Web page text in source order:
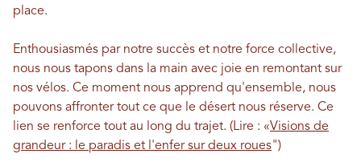
place.
Enthousiasmés par notre succès et notre force collective,
nous nous tapons dans la main avec joie en remontant sur
nos vélos. Ce moment nous apprend qu'ensemble, nous
pouvons affronter tout ce que le désert nous réserve. Ce
lien se renforce tout au long du trajet. (Lire : «Visions de
grandeur : le paradis et l'enfer sur deux roues")